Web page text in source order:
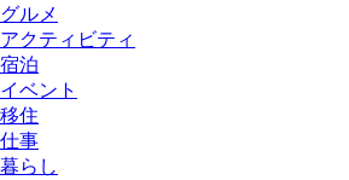
グルメ
アクティビティ
宿泊
イベント
移住
仕事
暮らし